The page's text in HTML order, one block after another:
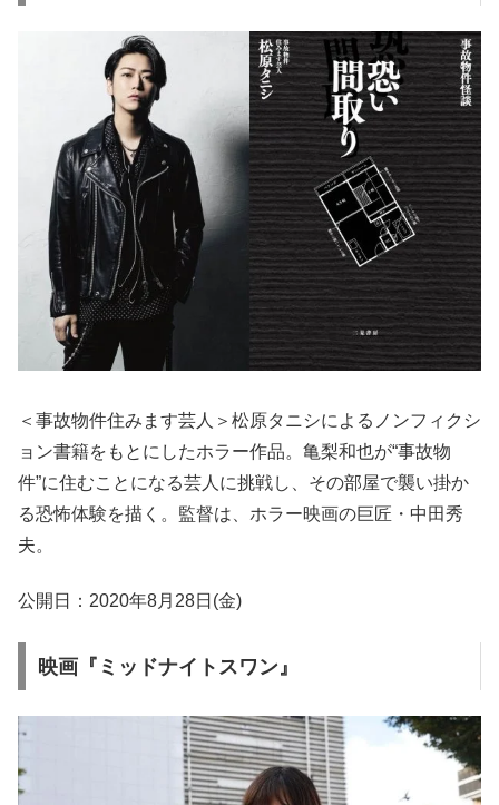
＜事故物件住みます芸⼈＞松原タニシによるノンフィクシ
ョン書籍をもとにしたホラー作品。⻲梨和也が“事故物
件”に住むことになる芸人に挑戦し、その部屋で襲い掛か
る恐怖体験を描く。監督は、ホラー映画の巨匠・中⽥秀
夫。
公開日：2020年8月28日(金)
映画『ミッドナイトスワン』